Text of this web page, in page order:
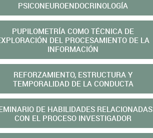
PSICONEUROENDOCRINOLOGÍA
PUPILOMETRÍA COMO TÉCNICA DE
DEL PROCESAMIENTO DE LA
INFORMACIÓN
REFORZAMIENTO, ESTRUCTURA Y
TEMPORALIDAD DE LA CONDUCTA
DE HABILIDADES RELACIONADAS
CON EL PROCESO INVESTIGADOR